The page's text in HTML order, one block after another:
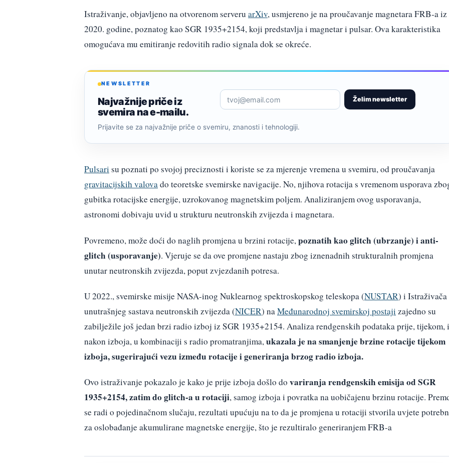
Istraživanje, objavljeno na otvorenom serveru arXiv, usmjereno je na proučavanje magnetara FRB-a iz
2020. godine, poznatog kao SGR 1935+2154, koji predstavlja i magnetar i pulsar. Ova karakteristika
omogućava mu emitiranje redovitih radio signala dok se okreće.
NEWSLETTER
Najvažnije priče iz
svemira na e-mailu.
Želim newsletter
Prijavite se za najvažnije priče o svemiru, znanosti i tehnologiji.
Pulsari su poznati po svojoj preciznosti i koriste se za mjerenje vremena u svemiru, od proučavanja
gravitacijskih valovado teoretske svemirske navigacije. No, njihova rotacija s vremenom usporava
gubitka rotacijske energije, uzrokovanog magnetskim poljem. Analiziranjem ovog usporavanja,
astronomi dobivaju uvid u strukturu neutronskih zvijezda i magnetara.
Povremeno, može doći do naglih promjena u brzini rotacije, poznatih kao glitch (ubrzanje) i anti-
glitch (usporavanje). Vjeruje se da ove promjene nastaju zbog iznenadnih strukturalnih promjena
unutar neutronskih zvijezda, poput zvjezdanih potresa.
U 2022., svemirske misije NASA-inog Nuklearnog spektroskopskog teleskopa (NUSTAR) i Istraživača
unutrašnjeg sastava neutronskih zvijezda (NICER) naMeđunarodnoj svemirskoj postaji zajedno su
zabilježile još jedan brzi radio izboj iz SGR 1935+2154. Analiza rendgenskih podataka prije, tijekom, i
nakon izboja, u kombinaciji s radio promatranjima,ukazala je na smanjenje brzine rotacije tijekom
izboja, sugerirajući vezu između rotacije i generiranja brzog radio izboja.
Ovo istraživanje pokazalo je kako je prije izboja došlo do variranja rendgenskih emisija od SGR
1935+2154, zatim do glitch-a u rotaciji, samog izboja i povratka na uobičajenu brzinu rotacije.
se radi o pojedinačnom slučaju, rezultati upućuju na to da je promjena u rotaciji stvorila uvjete
za oslobađanje akumulirane magnetske energije, što je rezultiralo generiranjem FRB-a